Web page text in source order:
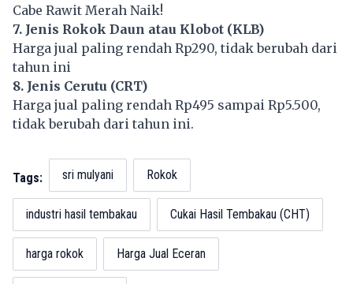
Cabe Rawit Merah Naik!
7. Jenis Rokok Daun atau Klobot (KLB)
Harga jual paling rendah Rp290, tidak berubah dari
tahun ini
8. Jenis Cerutu (CRT)
Harga jual paling rendah Rp495 sampai Rp5.500,
tidak berubah dari tahun ini.
Tags: sri mulyani Rokok
industri hasil tembakau Cukai Hasil Tembakau (CHT)
harga rokok Harga Jual Eceran